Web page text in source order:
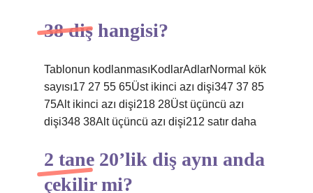
38 diş hangisi?
Tablonun kodlanmasıKodlarAdlarNormal kök
sayısı17 27 55 65Üst ikinci azı dişi347 37 85
75Alt ikinci azı dişi218 28Üst üçüncü azı
dişi348 38Alt üçüncü azı dişi212 satır daha
2 tane 20’lik diş aynı anda
çekilir mi?